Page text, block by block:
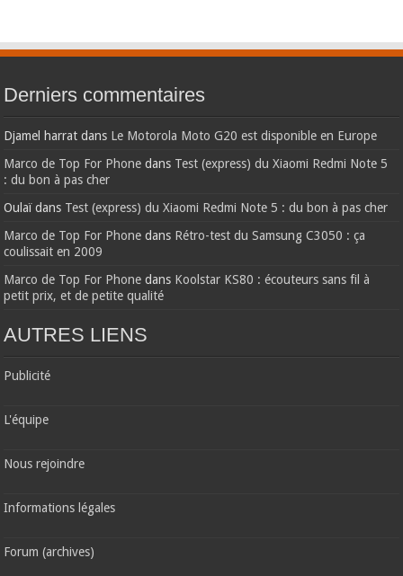
Derniers commentaires
Djamel harrat dans Le Motorola Moto G20 est disponible en Europe
Marco de Top For Phone dans Test (express) du Xiaomi Redmi Note 5
: du bon à pas cher
Oulaïdans Test (express) du Xiaomi Redmi Note 5 : du bon à pas cher
Marco de Top For Phone dans Rétro-test du Samsung C3050 : ça
coulissait en 2009
Marco de Top For Phone dans Koolstar KS80 : écouteurs sans fil à
petit prix, et de petite qualité
AUTRES LIENS
Publicité
L'équipe
Nous rejoindre
Informations légales
Forum (archives)